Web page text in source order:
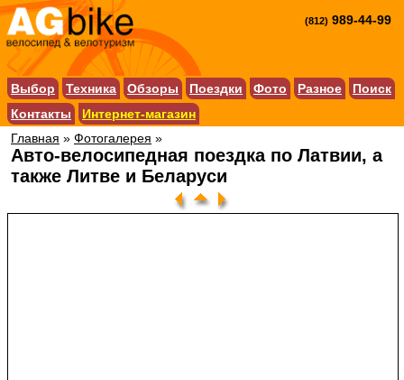
(812) 989-44-99
Выбор Техника Обзоры Поездки Фото Разное
Поиск
Контакты
Интернет-магазин
Главная » Фотогалерея »
Авто-велосипедная поездка по Латвии, а
также Литве и Беларуси